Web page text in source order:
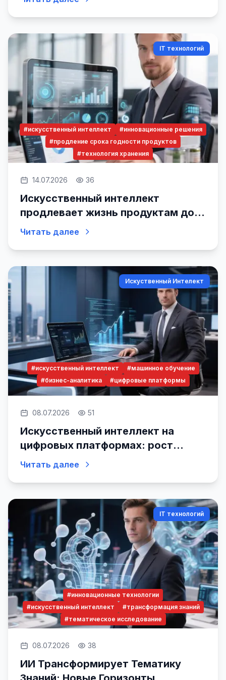
IT технологий
#искусственный интеллект
#инновационные решения
#продление срока годности продуктов
#технология хранения
14.07.2026 36
Искусственный интеллект
продлевает жизнь продуктам до
30%
Читать далее
Искуственный Интелект
#искусственный интеллект
#машинное обучение
#бизнес-аналитика
#цифровые платформы
08.07.2026 51
Искусственный интеллект на
цифровых платформах: рост
бизнеса до новых высот
Читать далее
IT технологий
#инновационные технологии
#искусственный интеллект
#трансформация знаний
#тематическое исследование
08.07.2026 38
ИИ Трансформирует Тематику